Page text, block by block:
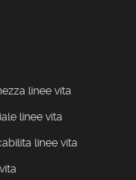
linee vita
linee vita
linee vita